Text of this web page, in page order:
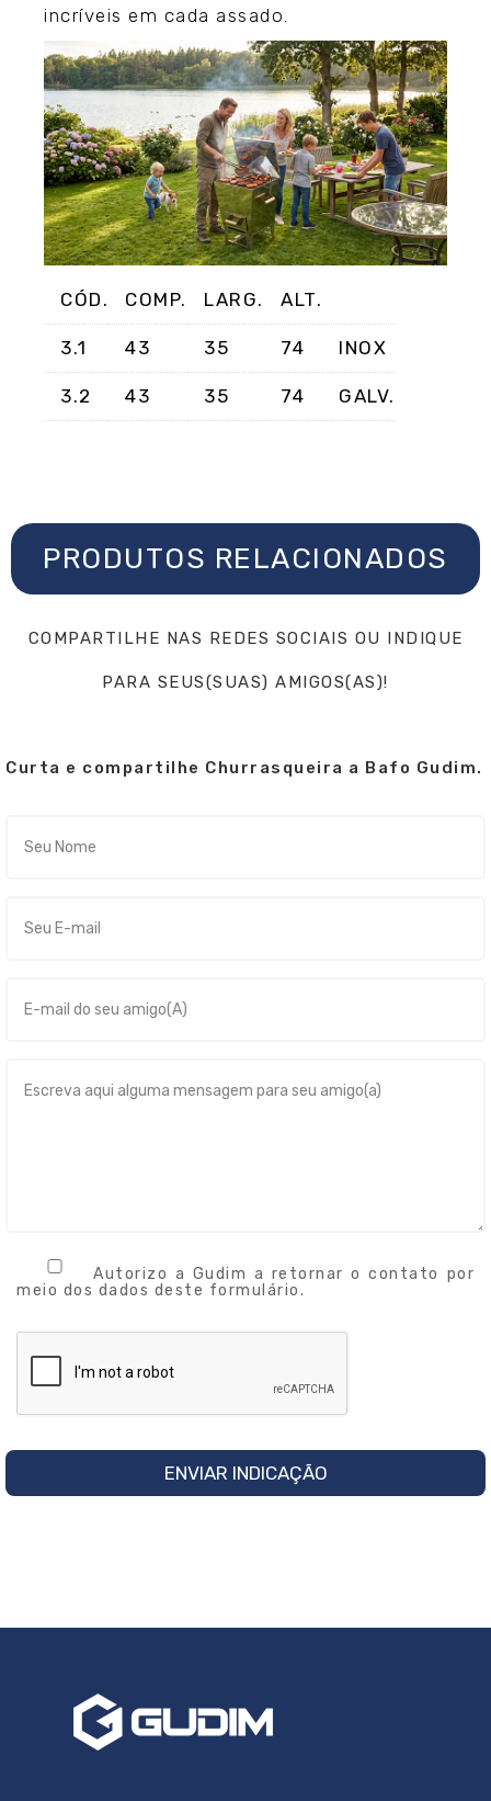
incríveis em cada assado.
CÓD. COMP. LARG. ALT.
3.1 43 35 74 INOX
3.2 43 35 74 GALV.
PRODUTOS RELACIONADOS
COMPARTILHE NAS REDES SOCIAIS OU INDIQUE
PARA SEUS(SUAS) AMIGOS(AS)!
Curta e compartilhe Churrasqueira a Bafo Gudim.
Autorizo a Gudim a retornar o contato por
meio dos dados deste formulário.